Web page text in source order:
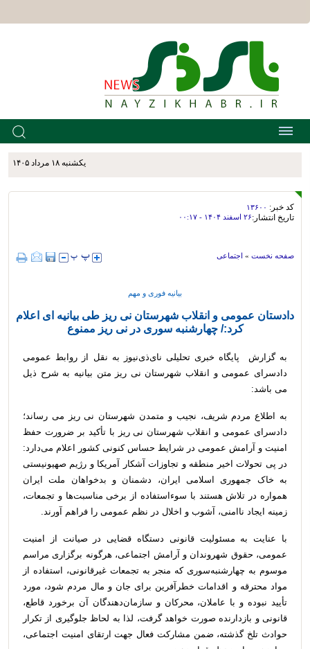
يکشنبه ۱۸ مرداد ۱۴۰۵
کد خبر: ۱۳۶۰۰
تاریخ انتشار:۲۶ اسفند ۱۴۰۴ - ۰۰:۱۷
صفحه نخست » اجتماعی
بیانیه فوری و مهم
دادستان عمومی و انقلاب شهرستان نی ریز طی بیانیه ای اعلام
کرد:/ چهارشنبه سوری در نی ریز ممنوع
به گزارش پایگاه خبری تحلیلی نای‌ذی‌نیوز به نقل از روابط عمومی
دادسرای عمومی و انقلاب شهرستان نی ریز متن بیانیه به شرح ذیل
می باشد:
به اطلاع مردم شریف، نجیب و متمدن شهرستان نی ریز می رساند؛
دادسرای عمومی و انقلاب شهرستان نی ریز با تأکید بر ضرورت حفظ
امنیت و آرامش عمومی در شرایط حساس کنونی کشور اعلام می‌دارد:
در پی تحولات اخیر منطقه و تجاوزات آشکار آمریکا و رژیم صهیونیستی
به خاک جمهوری اسلامی ایران، دشمنان و بدخواهان ملت ایران
همواره در تلاش هستند با سوءاستفاده از برخی مناسبت‌ها و تجمعات،
زمینه ایجاد ناامنی، آشوب و اخلال در نظم عمومی را فراهم آورند.
با عنایت به مسئولیت قانونی دستگاه قضایی در صیانت از امنیت
عمومی، حقوق شهروندان و آرامش اجتماعی، هرگونه برگزاری مراسم
موسوم به چهارشنبه‌سوری که منجر به تجمعات غیرقانونی، استفاده از
مواد محترقه و اقدامات خطرآفرین برای جان و مال مردم شود، مورد
تأیید نبوده و با عاملان، محرکان و سازمان‌دهندگان آن برخورد قاطع،
قانونی و بازدارنده صورت خواهد گرفت، لذا به لحاظ جلوگیری از تکرار
حوادث تلخ گذشته، ضمن مشارکت فعال جهت ارتقای امنیت اجتماعی،